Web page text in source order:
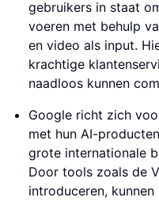
gebruikers in staat
voeren met behulp
en video als input.
krachtige
naadloos kunnen
Google richt zich
met hun AI-
grote internationale
Door tools zoals de
introduceren,